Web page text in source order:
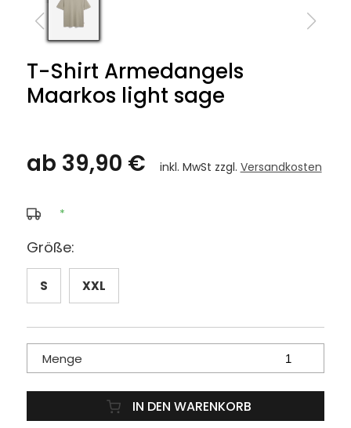
T-Shirt Armedangels
Maarkos light sage
ab 39,90 € inkl. MwSt zzgl. Versandkosten
*
Größe:
S XXL
Menge
IN DEN WARENKORB